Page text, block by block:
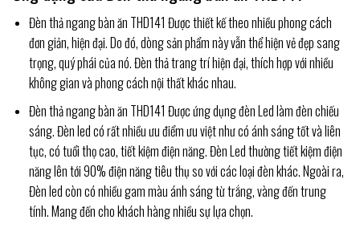
Đèn thả ngang bàn ăn THD141 Được thiết kế theo nhiều phong cách
đơn giản, hiện đại. Do đó, dòng sản phẩm này vẫn thể hiện vẻ đẹp sang
trọng, quý phái của nó. Đèn thả trang trí hiện đại, thích hợp với nhiều
không gian và phong cách nội thất khác nhau.
Đèn thả ngang bàn ăn THD141 Được ứng dụng đèn Led làm đèn chiếu
sáng. Đèn led có rất nhiều ưu điểm ưu việt như có ánh sáng tốt và liên
tục, có tuổi thọ cao, tiết kiệm điện năng. Đèn Led thường tiết kiệm điện
năng lên tới 90% điện năng tiêu thụ so với các loại đèn khác. Ngoài ra,
Đèn led còn có nhiều gam màu ánh sáng từ trắng, vàng đến trung
tính. Mang đến cho khách hàng nhiều sự lựa chọn.